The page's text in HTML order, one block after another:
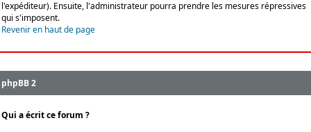
l'expéditeur). Ensuite, l'administrateur pourra prendre les mesures répressives
qui s'imposent.
Revenir en haut de page
phpBB 2
Qui a écrit ce forum ?